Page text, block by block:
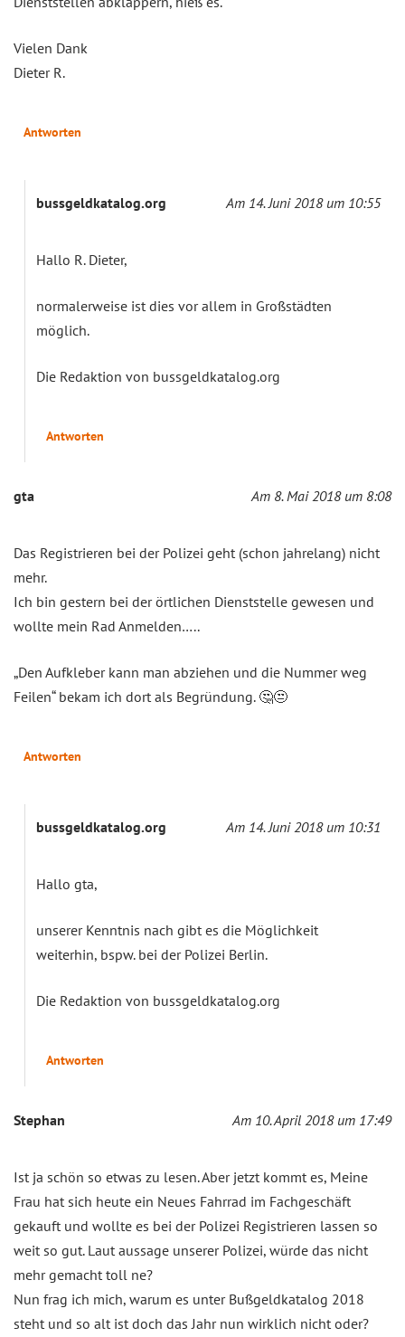
Vielen Dank
Dieter R.
Antworten
bussgeldkatalog.org Am 14. Juni 2018 um 10:55
Hallo R. Dieter,
normalerweise ist dies vor allem in Großstädten
möglich.
Die Redaktion von bussgeldkatalog.org
Antworten
gta Am 8. Mai 2018 um 8:08
Das Registrieren bei der Polizei geht (schon jahrelang) nicht
mehr.
Ich bin gestern bei der örtlichen Dienststelle gewesen und
wollte mein Rad Anmelden…..
„Den Aufkleber kann man abziehen und die Nummer weg
Feilen“ bekam ich dort als Begründung. 🤔😒
Antworten
bussgeldkatalog.org Am 14. Juni 2018 um 10:31
Hallo gta,
unserer Kenntnis nach gibt es die Möglichkeit
weiterhin, bspw. bei der Polizei Berlin.
Die Redaktion von bussgeldkatalog.org
Antworten
Stephan Am 10. April 2018 um 17:49
Ist ja schön so etwas zu lesen. Aber jetzt kommt es, Meine
Frau hat sich heute ein Neues Fahrrad im Fachgeschäft
gekauft und wollte es bei der Polizei Registrieren lassen so
weit so gut. Laut aussage unserer Polizei, würde das nicht
mehr gemacht toll ne?
Nun frag ich mich, warum es unter Bußgeldkatalog 2018
steht und so alt ist doch das Jahr nun wirklich nicht oder?